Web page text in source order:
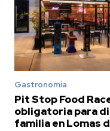
Gastronomía
Pit Stop Food
obligatoria para
familia en Lomas